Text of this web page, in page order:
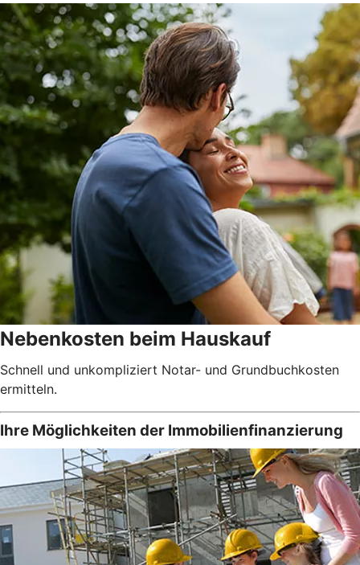
Nebenkosten beim Hauskauf
Schnell und unkompliziert Notar- und Grundbuchkosten
ermitteln.
Ihre Möglichkeiten der Immobilienfinanzierung